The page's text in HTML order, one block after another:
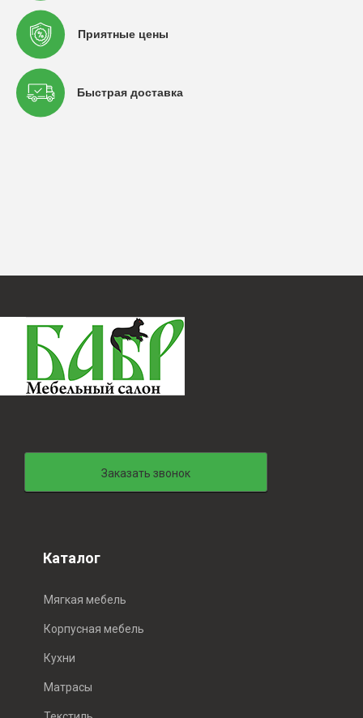
Приятные цены
Быстрая доставка
Заказать звонок
Каталог
Мягкая мебель
Корпусная мебель
Кухни
Матрасы